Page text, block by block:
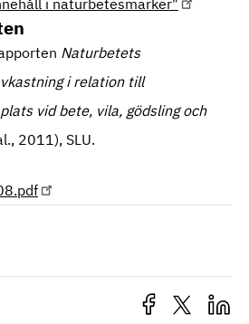
i naturbetesmarker"
Naturbetets
i relation till
vid bete, vila, gödsling och
2011), SLU.